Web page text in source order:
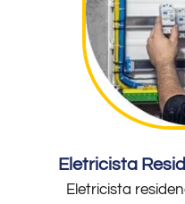
Eletricista
Eletricista